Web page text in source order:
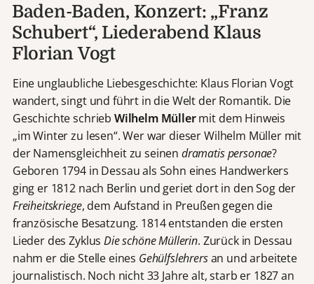
Baden-Baden, Konzert: „Franz
Schubert“, Liederabend Klaus
Florian Vogt
Eine unglaubliche Liebesgeschichte: Klaus Florian Vogt
wandert, singt und führt in die Welt der Romantik. Die
Geschichte schrieb Wilhelm Müllermit dem Hinweis
„im Winter zu lesen“. Wer war dieser Wilhelm Müller mit
der Namensgleichheit zu seinen dramatis personae?
Geboren 1794 in Dessau als Sohn eines Handwerkers
ging er 1812 nach Berlin und geriet dort in den Sog der
Freiheitskriege, dem Aufstand in Preußen gegen die
französische Besatzung. 1814 entstanden die ersten
Lieder des ZyklusDie schöne Müllerin. Zurück in Dessau
nahm er die Stelle eines Gehülfslehrersan und arbeitete
journalistisch. Noch nicht 33 Jahre alt, starb er 1827 an